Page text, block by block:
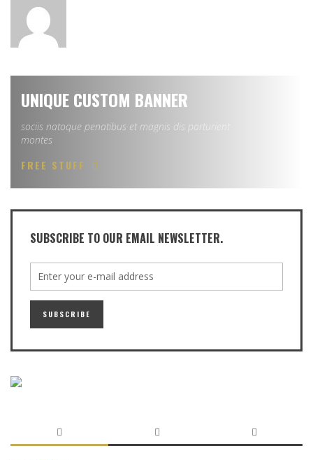
UNIQUE CUSTOM BANNER
sociis natoque penatibus et magnis dis parturient
montes
FREE STUFF
SUBSCRIBE TO OUR EMAIL NEWSLETTER.